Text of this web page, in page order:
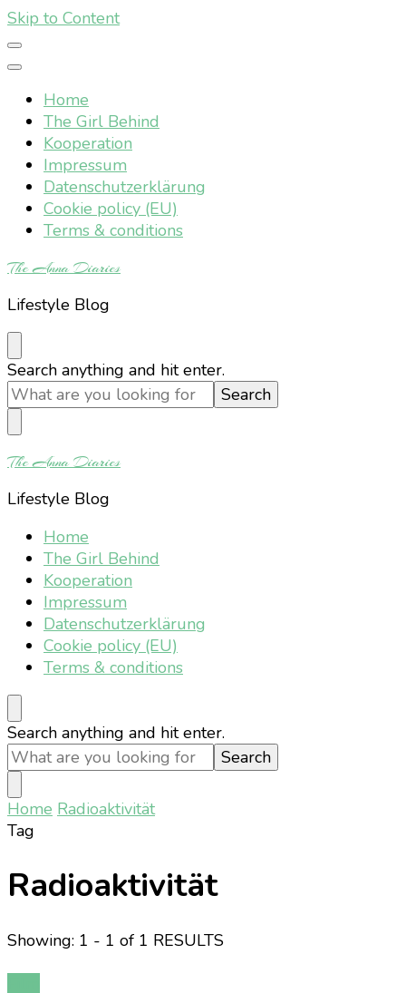
Skip to Content
Home
The Girl Behind
Kooperation
Impressum
Datenschutzerklärung
Cookie policy (EU)
Terms & conditions
The Anna Diaries
Lifestyle Blog
Looking
for
Something?
Search anything and hit enter.
The Anna Diaries
Lifestyle Blog
Home
The Girl Behind
Kooperation
Impressum
Datenschutzerklärung
Cookie policy (EU)
Terms & conditions
Looking
for
Something?
Search anything and hit enter.
Home Radioaktivität
Tag
Radioaktivität
Showing: 1 - 1 of 1 RESULTS